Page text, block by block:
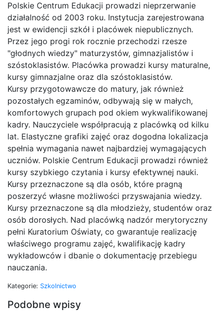
Polskie Centrum Edukacji prowadzi nieprzerwanie
działalność od 2003 roku. Instytucja zarejestrowana
jest w ewidencji szkół i placówek niepublicznych.
Przez jego progi rok rocznie przechodzi rzesze
"głodnych wiedzy" maturzystów, gimnazjalistów i
szóstoklasistów. Placówka prowadzi kursy maturalne,
kursy gimnazjalne oraz dla szóstoklasistów.
Kursy przygotowawcze do matury, jak również
pozostałych egzaminów, odbywają się w małych,
komfortowych grupach pod okiem wykwalifikowanej
kadry. Nauczyciele współpracują z placówką od kilku
lat. Elastyczne grafiki zajęć oraz dogodna lokalizacja
spełnia wymagania nawet najbardziej wymagających
uczniów. Polskie Centrum Edukacji prowadzi również
kursy szybkiego czytania i kursy efektywnej nauki.
Kursy przeznaczone są dla osób, które pragną
poszerzyć własne możliwości przyswajania wiedzy.
Kursy przeznaczone są dla młodzieży, studentów oraz
osób dorosłych. Nad placówką nadzór merytoryczny
pełni Kuratorium Oświaty, co gwarantuje realizację
właściwego programu zajęć, kwalifikację kadry
wykładowców i dbanie o dokumentację przebiegu
nauczania.
Kategorie: Szkolnictwo
Podobne wpisy